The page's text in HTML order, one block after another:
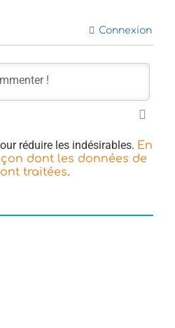
Connexion
réduire les indésirables. En
dont les données de
traitées.